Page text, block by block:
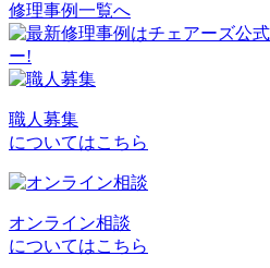
投
稿
ナ
ビ
ゲ
ー
シ
ョ
修理事例一覧へ
職人募集
についてはこちら
オンライン相談
についてはこちら